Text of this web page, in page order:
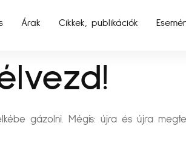
Árak Cikkek, publikációk
gázolni. Mégis: újra és újra